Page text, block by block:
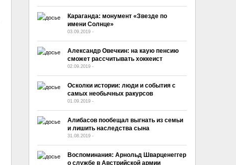
Караганда: монумент «Звезде по
имени Солнце»
03.09.2019-
Александр Овечкин: на каую пенсию
сможет рассчитывать хоккеист
02.09.2019-
Осколки истории: люди и события с
самых необычных ракурсов
01.09.2019-
Алибасов пообещал выгнать из семьи
и лишить наследства сына
31.08.2019-
Воспоминания: Арнольд Шварценеггер
о службе в Австрийской армии